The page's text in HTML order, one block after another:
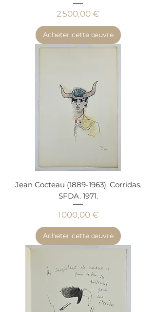
Prix
2 500,00 €
Acheter cette œuvre
Jean Cocteau (1889-1963). Corridas.
SFDA. 1971.
Prix
1 000,00 €
Acheter cette œuvre